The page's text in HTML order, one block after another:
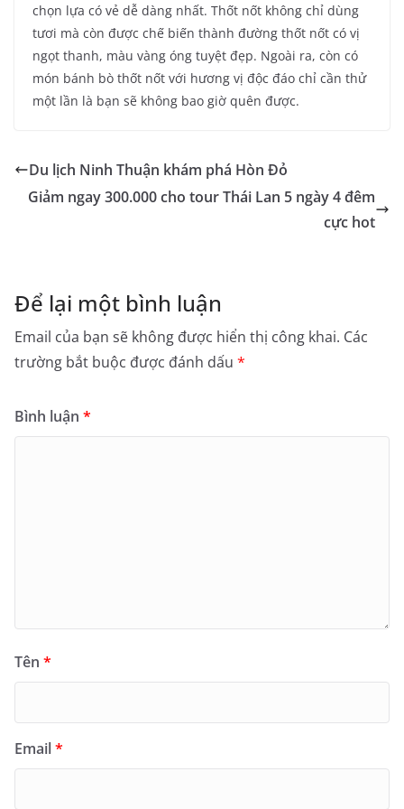
chọn lựa có vẻ dễ dàng nhất. Thốt nốt không chỉ dùng
tươi mà còn được chế biến thành đường thốt nốt có vị
ngọt thanh, màu vàng óng tuyệt đẹp. Ngoài ra, còn có
món bánh bò thốt nốt với hương vị độc đáo chỉ cần thử
một lần là bạn sẽ không bao giờ quên được.
Du lịch Ninh Thuận khám phá Hòn Đỏ
Giảm ngay 300.000 cho tour Thái Lan 5 ngày 4 đêm
cực hot
Để lại một bình luận
Email của bạn sẽ không được hiển thị công khai. Các
trường bắt buộc được đánh dấu *
Bình luận *
Tên *
Email*